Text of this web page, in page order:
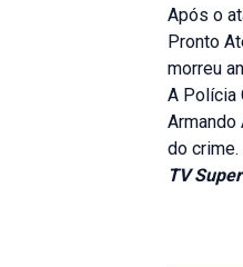
Após o
Pronto
morreu
A Polícia
do crime.
TV